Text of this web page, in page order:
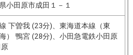
小田原市成田１－１
下曽我 (23分)、東海道本線（東
） 鴨宮 (28分)、小田急電鉄小田原